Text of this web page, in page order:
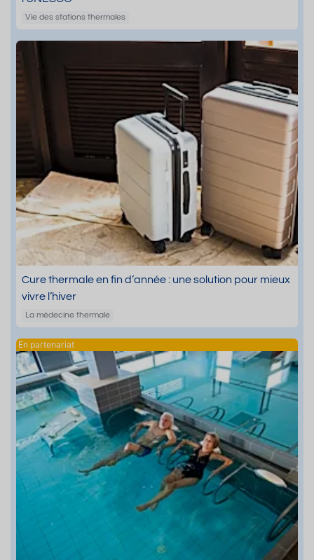
Vie des stations thermales
Cure thermale en fin d’année : une solution pour mieux
vivre l’hiver
La médecine thermale